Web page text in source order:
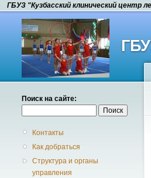
ГБУЗ "Кузбасский клинический центр
Поиск на сайте:
Контакты
Как добраться
Структура и органы
управления